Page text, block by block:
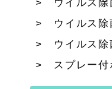
ウイルス
ウイルス
ウイルス
スプレー